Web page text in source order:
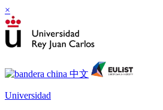
×
Universidad